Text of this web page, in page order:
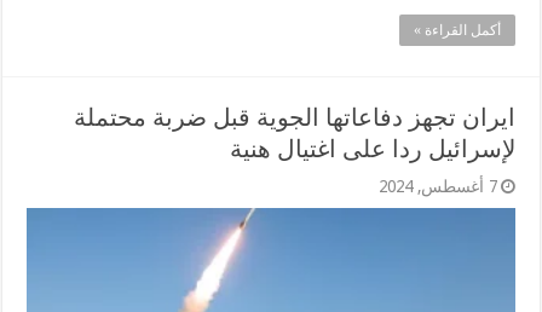
أكمل القراءة »
ايران تجهز دفاعاتها الجوية قبل ضربة محتملة
لإسرائيل ردا على اغتيال هنية
7 أغسطس, 2024